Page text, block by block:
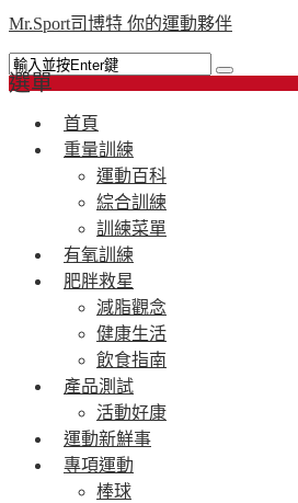
Mr.Sport司博特 你的運動夥伴
選單
首頁
重量訓練
運動百科
綜合訓練
訓練菜單
有氧訓練
肥胖救星
減脂觀念
健康生活
飲食指南
產品測試
活動好康
運動新鮮事
專項運動
棒球